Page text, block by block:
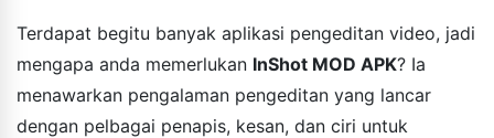
Terdapat begitu banyak aplikasi pengeditan video, jadi
mengapa anda memerlukan InShot MOD APK? Ia
menawarkan pengalaman pengeditan yang lancar
dengan pelbagai penapis, kesan, dan ciri untuk